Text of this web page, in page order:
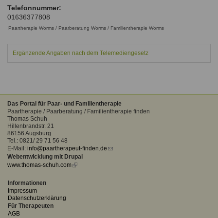
Qualitätssicherung
Qualität unserer Therapeuten
Familienthemen
Seminare und Kurse
Fortbildungen
Ausbildungsinstitute
Fortbildungen
Liste der Fachverbände
Passwort*
vergessen?
Anmelden
Sitemap
Links
Formular zur Registrierung
Telefonnummer:
01636377808
Paartherapie Worms / Paarberatung Worms / Familientherapie Worms
Ergänzende Angaben nach dem Telemediengesetz
Das Portal für Paar- und Familientherapie
Paartherapie / Paarberatung / Familientherapie finden
Thomas Schuh
Hillenbrandstr. 21
86156 Augsburg
Tel.: 0821/ 29 71 56 48
E-Mail: info@paartherapeut-finden.de (link
Webentwicklung mit Drupal
www.thomas-schuh.com(link
Informationen
Impressum
Datenschutzerklärung
Für Therapeuten
AGB